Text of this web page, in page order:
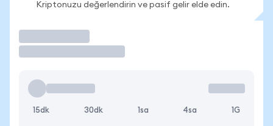
Kriptonuzu değerlendirin ve pasif gelir elde edin.
15dk 30dk 1sa 4sa 1G